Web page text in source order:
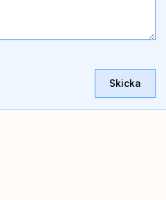
Skicka